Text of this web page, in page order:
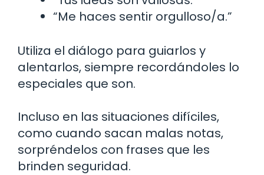
“Me haces sentir orgulloso/a.”
Utiliza el diálogo para guiarlos y
alentarlos, siempre recordándoles lo
especiales que son.
Incluso en las situaciones difíciles,
como cuando sacan malas notas,
sorpréndelos con frases que les
brinden seguridad.